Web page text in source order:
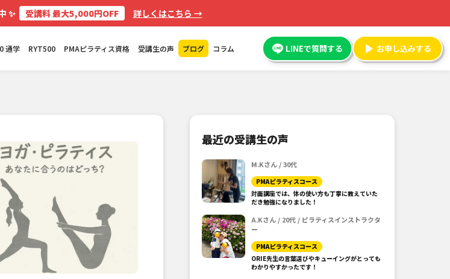
✨ 受講料 最大5,000円OFF 詳しくはこちら →
通学 RYT500 PMAピラティス資格 受講生の声 ブログ コラム LINEで質問する お申し込みする
最近の受講生の声
M.Kさん / 30代
PMAピラティスコース
対面講座では、体の使い方も丁寧に教えていた
だき勉強になりました！
A.Kさん / 20代 / ピラティスインストラクタ
ー
PMAピラティスコース
ORIE先生の言葉選びやキューイングがとっても
わかりやすかったです！